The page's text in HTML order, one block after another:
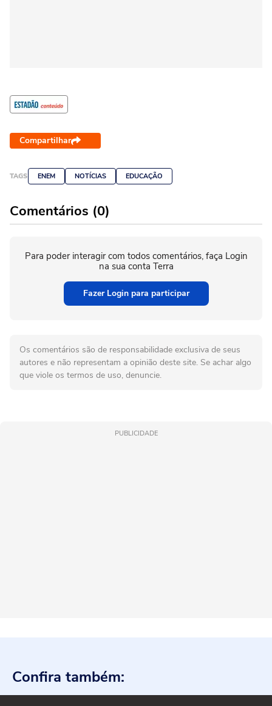
Compartilhar
TAGS ENEM NOTÍCIAS EDUCAÇÃO
Comentários (0)
Para poder interagir com todos comentários, faça Login
na sua conta Terra
Fazer Login para participar
Os comentários são de responsabilidade exclusiva de seus
autores e não representam a opinião deste site. Se achar algo
que viole os termos de uso, denuncie.
PUBLICIDADE
Confira também: